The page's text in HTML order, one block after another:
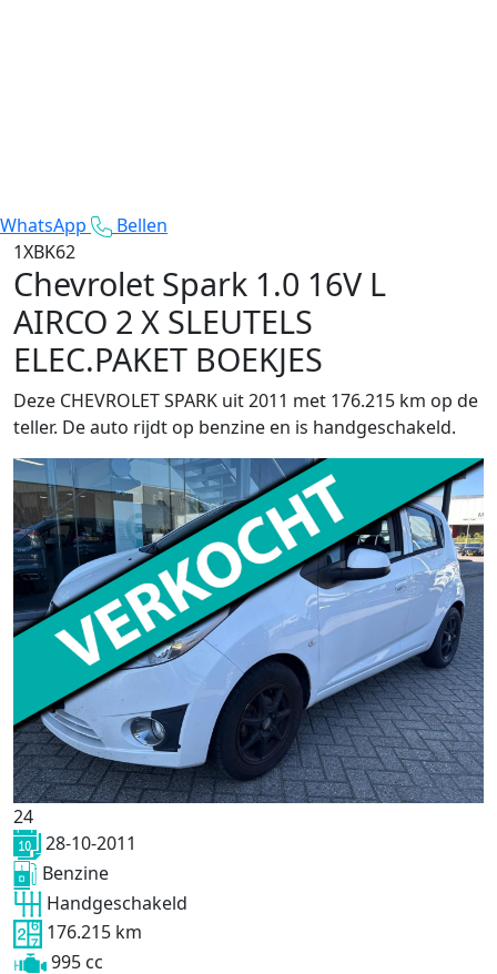
WhatsApp
Bellen
1XBK62
Chevrolet Spark 1.0 16V L
AIRCO 2 X SLEUTELS
ELEC.PAKET BOEKJES
Deze CHEVROLET SPARK uit 2011 met 176.215 km op de
teller. De auto rijdt op benzine en is handgeschakeld.
24
28-10-2011
Benzine
Handgeschakeld
176.215 km
995 cc